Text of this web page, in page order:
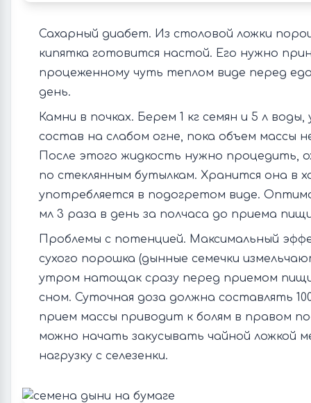
Сахарный диабет. Из столовой ложки
кипятка готовится настой. Его нужно
процеженному чуть теплом виде перед
день.
Камни в почках. Берем 1 кг семян и 5 л
состав на слабом огне, пока объем массы
После этого жидкость нужно процедить,
по стеклянным бутылкам. Хранится она в
употребляется в подогретом виде.
мл 3 раза в день за полчаса до приема
Проблемы с потенцией. Максимальный
сухого порошка (дынные семечки
утром натощак сразу перед приемом
сном. Суточная доза должна составлять
прием массы приводит к болям в правом
можно начать закусывать чайной ложкой
нагрузку с селезенки.